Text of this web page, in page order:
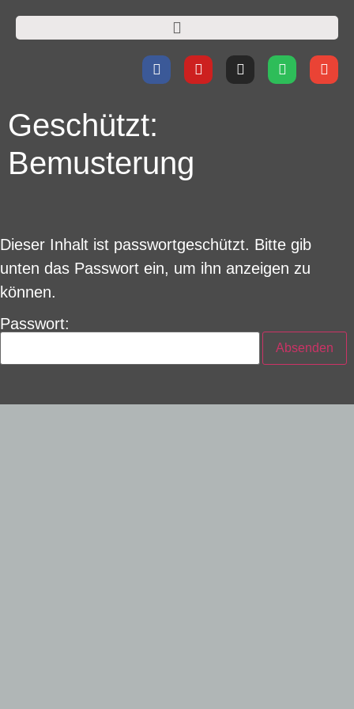
Geschützt:
Bemusterung
Dieser Inhalt ist passwortgeschützt. Bitte gib
unten das Passwort ein, um ihn anzeigen zu
können.
Passwort: